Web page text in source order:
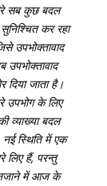
सब कुछ बदल
कर रहा
उपभोक्तावाद
उपभोक्तावाद
जाता है।
उपभोग के लिए
व्याख्या बदल
स्थिति में एक
लिए हैं, परन्तु
में आज के